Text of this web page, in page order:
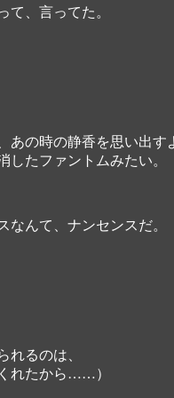
、言ってた。
あの時の静香を思い出す
したファントムみたい。
なんて、ナンセンスだ。
るのは、
れたから……）